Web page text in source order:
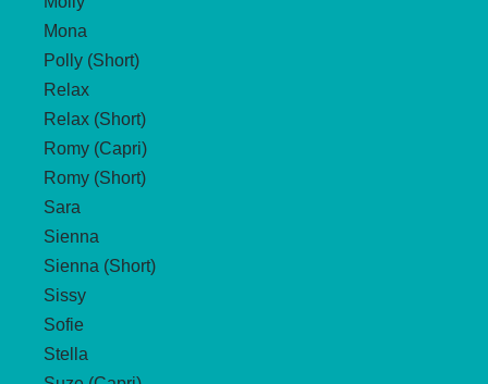
Mona
Polly (Short)
Relax
Relax (Short)
Romy (Capri)
Romy (Short)
Sara
Sienna
Sienna (Short)
Sissy
Sofie
Stella